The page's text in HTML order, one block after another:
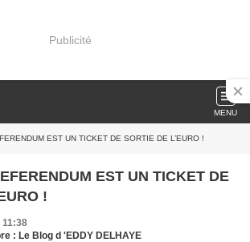
Publicité
MENU
EST UN TICKET DE SORTIE DE L’EURO !
EST UN TICKET DE
!
11:38
: Le Blog d 'EDDY DELHAYE